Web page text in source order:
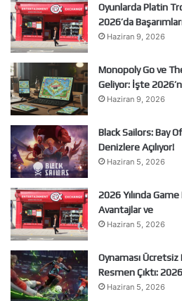
Oyunlarda Platin
2026’da
Haziran 9, 2026
Monopoly Go ve
Geliyor: İşte
Haziran 9, 2026
Black Sailors: Bay
Denizlere Açılıyor!
Haziran 5, 2026
2026 Yılında
Avantajlar ve
Haziran 5, 2026
Oynaması Ücretsiz
Resmen Çıktı:
Haziran 5, 2026